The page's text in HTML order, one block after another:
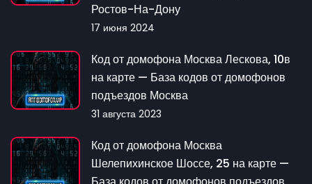
Ростов-На-Дону
17 июня 2024
Код от домофона Москва Лескова, 10в
на карте — База кодов от домофонов
подъездов Москва
31 августа 2023
Код от домофона Москва
Шелепихинское Шоссе, 25 на карте —